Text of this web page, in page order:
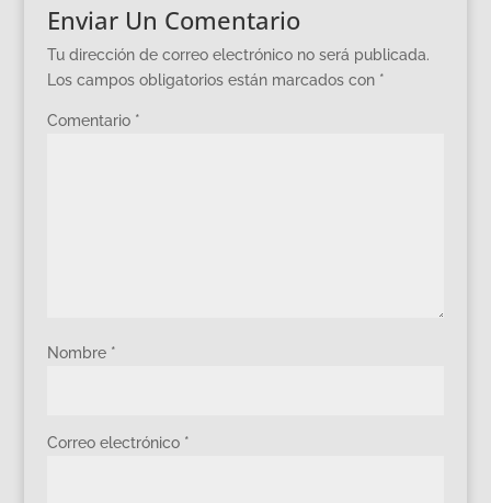
Enviar Un Comentario
Tu dirección de correo electrónico no será publicada.
Los campos obligatorios están marcados con *
Comentario *
Nombre *
Correo electrónico *